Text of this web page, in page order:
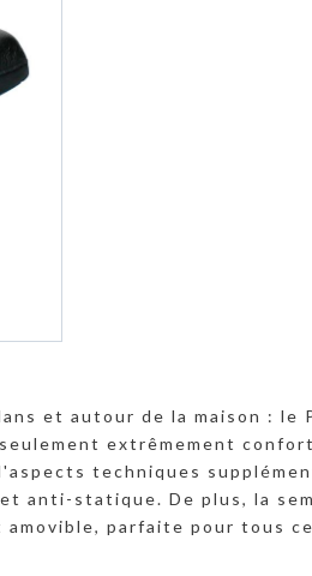
et autour de la maison : le
extrêmement
techniques
anti-statique. De plus, la
parfaite pour tous